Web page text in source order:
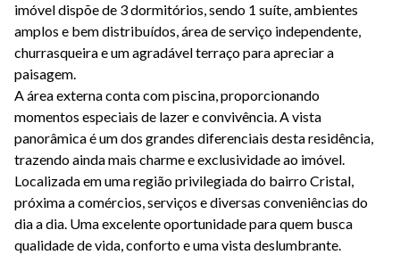
imóvel dispõe de 3 dormitórios, sendo 1 suíte, ambientes
amplos e bem distribuídos, área de serviço independente,
churrasqueira e um agradável terraço para apreciar a
paisagem.
A área externa conta com piscina, proporcionando
momentos especiais de lazer e convivência. A vista
panorâmica é um dos grandes diferenciais desta residência,
trazendo ainda mais charme e exclusividade ao imóvel.
Localizada em uma região privilegiada do bairro Cristal,
próxima a comércios, serviços e diversas conveniências do
dia a dia. Uma excelente oportunidade para quem busca
qualidade de vida, conforto e uma vista deslumbrante.